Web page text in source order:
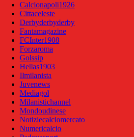
Calcionapoli1926
Cittaceleste
Derbyderbyderby
Fantamagazine
FCInter1908
Forzaroma
Golssip
Hellas1903
Ilmilanista
Juvenews
Mediagol
Milanistichannel
Mondoudinese
Notiziecalciomercato
Numericalcio